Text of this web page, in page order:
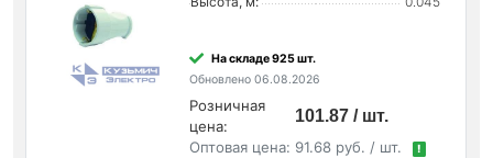
На складе 925 шт.
Обновлено 06.08.2026
Розничная
цена:
101.87 / шт.
Оптовая цена: 91.68 руб. / шт. !